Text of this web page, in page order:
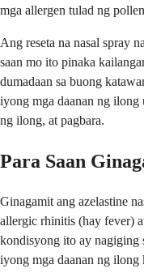
mga allergen tulad ng
Ang reseta na nasal spray
saan mo ito pinaka
dumadaan sa buong
iyong mga daanan ng ilong
ng ilong, at pagbara.
Para Saan
Ginagamit ang azelastine
allergic rhinitis (hay fever)
kondisyong ito ay nagiging
iyong mga daanan ng ilong